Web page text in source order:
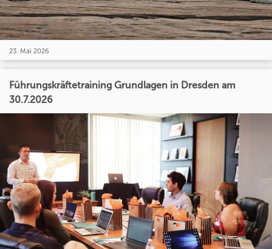
23. Mai 2026
Führungskräftetraining Grundlagen in Dresden am
30.7.2026